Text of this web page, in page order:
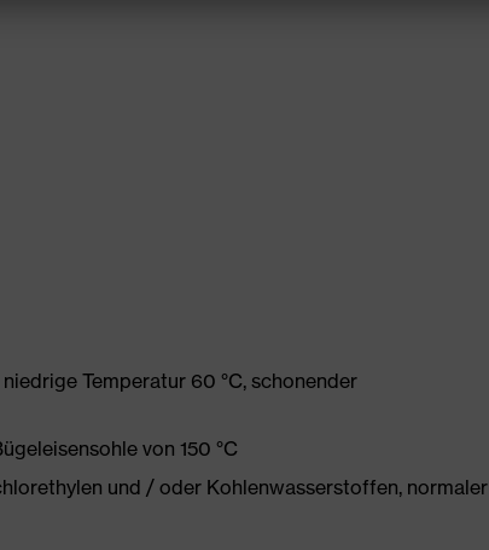
Temperatur 60 °C, schonender
von 150 °C
und / oder Kohlenwasserstoffen, normaler